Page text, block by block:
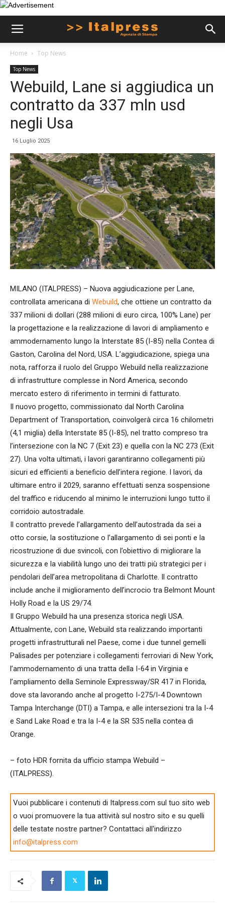
Home Top News
Top News
Webuild, Lane si aggiudica un
contratto da 337 mln usd
negli Usa
16 Luglio 2025
MILANO (ITALPRESS) – Nuova aggiudicazione per Lane,
controllata americana di Webuild, che ottiene un contratto da
337 milioni di dollari (288 milioni di euro circa, 100% Lane) per
la progettazione e la realizzazione di lavori di ampliamento e
ammodernamento lungo la Interstate 85 (I-85) nella Contea di
Gaston, Carolina del Nord, USA. L’aggiudicazione, spiega una
nota, rafforza il ruolo del Gruppo Webuild nella realizzazione
di infrastrutture complesse in Nord America, secondo
mercato estero di riferimento in termini di fatturato.
Il nuovo progetto, commissionato dal North Carolina
Department of Transportation, coinvolgerà circa 16 chilometri
(4,1 miglia) della Interstate 85 (I-85), nel tratto compreso tra
l’intersezione con la NC 7 (Exit 23) e quella con la NC 273 (Exit
27). Una volta ultimati, i lavori garantiranno collegamenti più
sicuri ed efficienti a beneficio dell’intera regione. I lavori, da
ultimare entro il 2029, saranno effettuati senza sospensione
del traffico e riducendo al minimo le interruzioni lungo tutto il
corridoio autostradale.
Il contratto prevede l’allargamento dell’autostrada da sei a
otto corsie, la sostituzione o l’allargamento di sei ponti e la
ricostruzione di due svincoli, con l’obiettivo di migliorare la
sicurezza e la viabilità lungo uno dei tratti più strategici per i
pendolari dell’area metropolitana di Charlotte. Il contratto
include anche il miglioramento dell’incrocio tra Belmont Mount
Holly Road e la US 29/74.
Il Gruppo Webuild ha una presenza storica negli USA.
Attualmente, con Lane, Webuild sta realizzando importanti
progetti infrastrutturali nel Paese, come i due tunnel gemelli
Palisades per potenziare i collegamenti ferroviari di New York,
l’ammodernamento di una tratta della I-64 in Virginia e
l’ampliamento della Seminole Expressway/SR 417 in Florida,
dove sta lavorando anche al progetto I-275/I-4 Downtown
Tampa Interchange (DTI) a Tampa, e alle intersezioni tra la I-4
e Sand Lake Road e tra la I-4 e la SR 535 nella contea di
Orange.
– foto HDR fornita da ufficio stampa Webuild –
(ITALPRESS).
Vuoi pubblicare i contenuti di Italpress.com sul tuo sito web
o vuoi promuovere la tua attività sul nostro sito e su quelli
delle testate nostre partner? Contattaci all'indirizzo
info@italpress.com